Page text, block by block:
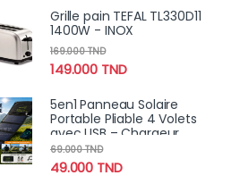
Grille pain TEFAL TL330D11
1400W - INOX
149.000 TND
169.000TND
5en1 Panneau Solaire
Portable Pliable 4 Volets
avec USB – Chargeur
Solaire Haute Puissance
49.000 TND
69.000TND